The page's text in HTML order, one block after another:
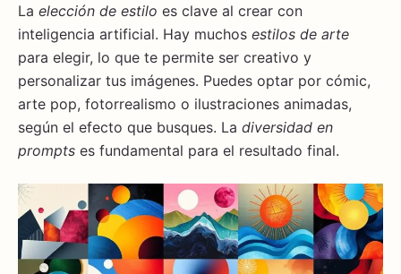
La elección de estilo es clave al crear con
inteligencia artificial. Hay muchos estilos de arte
para elegir, lo que te permite ser creativo y
personalizar tus imágenes. Puedes optar por cómic,
arte pop, fotorrealismo o ilustraciones animadas,
según el efecto que busques. La diversidad en
prompts es fundamental para el resultado final.